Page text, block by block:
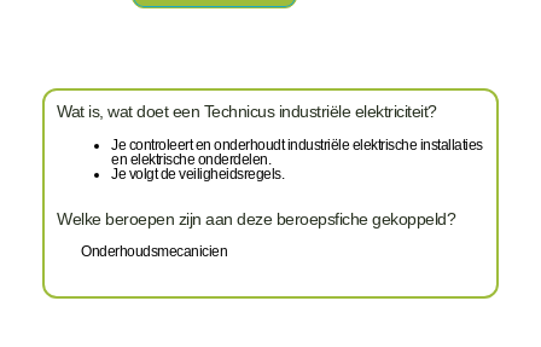
Wat is, wat doet een Technicus industriële elektriciteit?
Je controleert en onderhoudt industriële elektrische installaties
en elektrische onderdelen.
Je volgt de veiligheidsregels.
Welke beroepen zijn aan deze beroepsfiche gekoppeld?
Onderhoudsmecanicien